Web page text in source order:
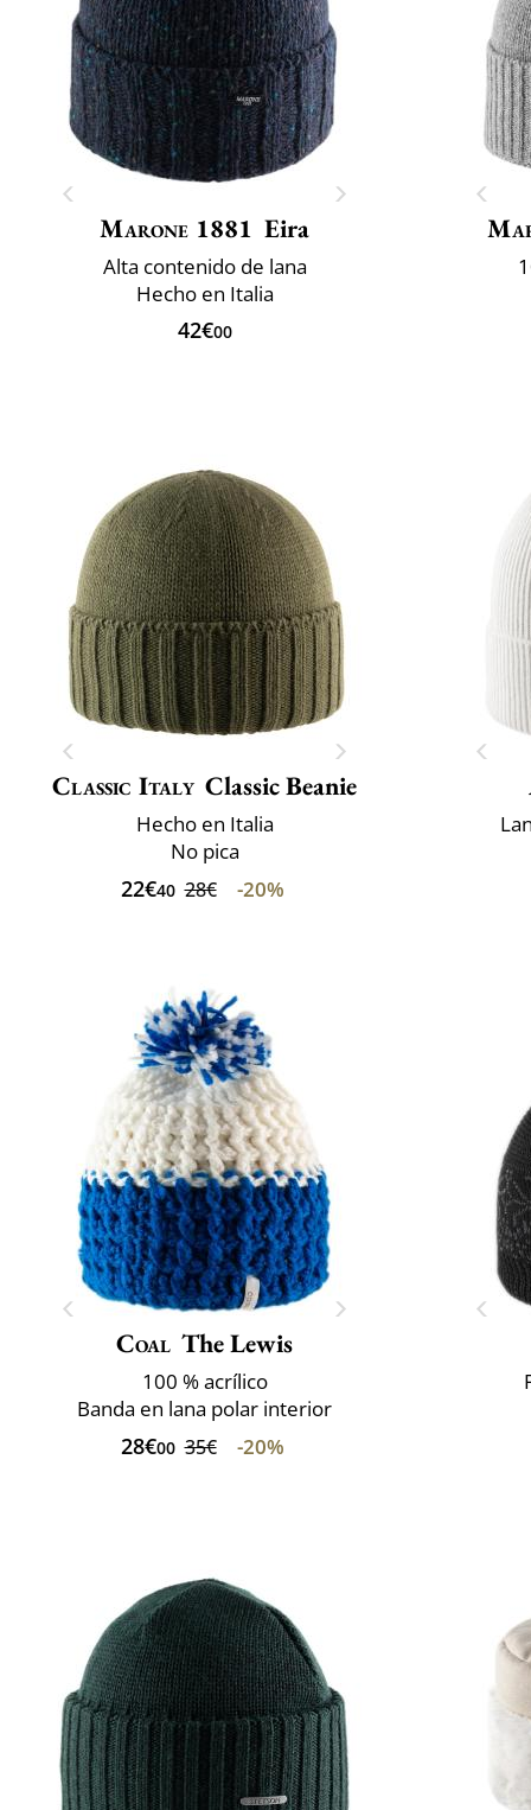
Marone 1881 Eira
Alta contenido de lana
Hecho en Italia
42€00
Classic Italy Classic Beanie
Hecho en Italia
No pica
22€40 28€ -20%
Coal The Lewis
100 % acrílico
Banda en lana polar interior
28€00 35€ -20%